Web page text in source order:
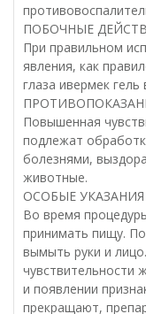
ПОБОЧНЫЕ
При правильном
явления, как
глаза ивермек
Повышенная
подлежат
болезнями,
животные.
ОСОБЫЕ УКАЗАНИЯ
Во время
принимать пищу.
вымыть руки и
чувствительности
и появлении
прекращают,